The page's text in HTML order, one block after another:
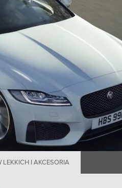
I AKCESORIA